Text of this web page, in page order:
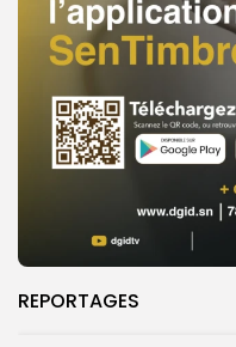
REPORTAGES